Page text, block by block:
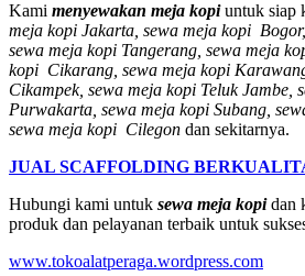
Kami menyewakan meja kopi untuk siap
meja kopi Jakarta, sewa meja kopi
sewa meja kopi Tangerang, sewa meja
kopi Cikarang, sewa meja kopi
Cikampek, sewa meja kopi Teluk Jambe,
Purwakarta, sewa meja kopi Subang,
sewa meja kopi Cilegon dan sekitarnya.
JUAL SCAFFOLDING
Hubungi kami untuk sewa meja kopi dan
produk dan pelayanan terbaik untuk
www.tokoalatperaga.wordpress.com